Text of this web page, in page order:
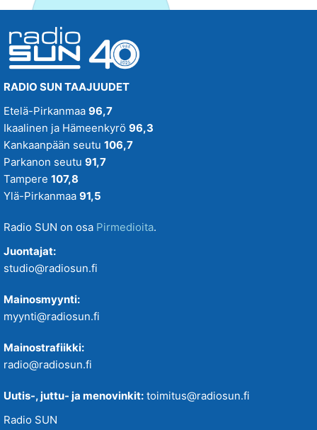
RADIO SUN TAAJUUDET
Etelä-Pirkanmaa 96,7
Ikaalinen ja Hämeenkyrö 96,3
Kankaanpään seutu 106,7
Parkanon seutu 91,7
Tampere 107,8
Ylä-Pirkanmaa 91,5
Radio SUN on osa Pirmedioita.
Juontajat:
studio@radiosun.fi
Mainosmyynti:
myynti@radiosun.fi
Mainostrafiikki:
radio@radiosun.fi
Uutis-, juttu- ja menovinkit: toimitus@radiosun.fi
Radio SUN